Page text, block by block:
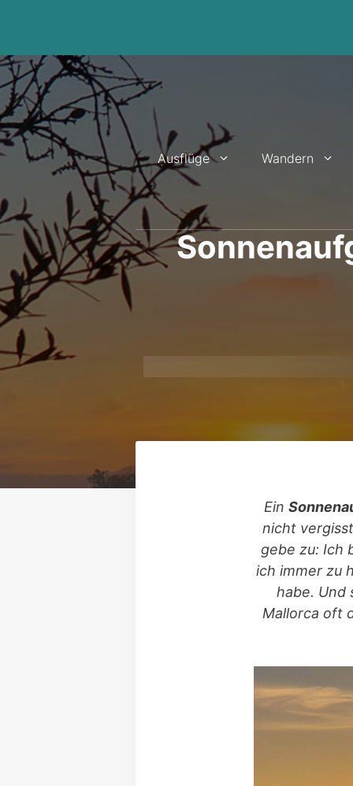
Zum
Inhalt
springen
Ausflüge Wandern
Ein
nicht
gebe zu: Ich
ich immer zu
habe. Und
Mallorca oft